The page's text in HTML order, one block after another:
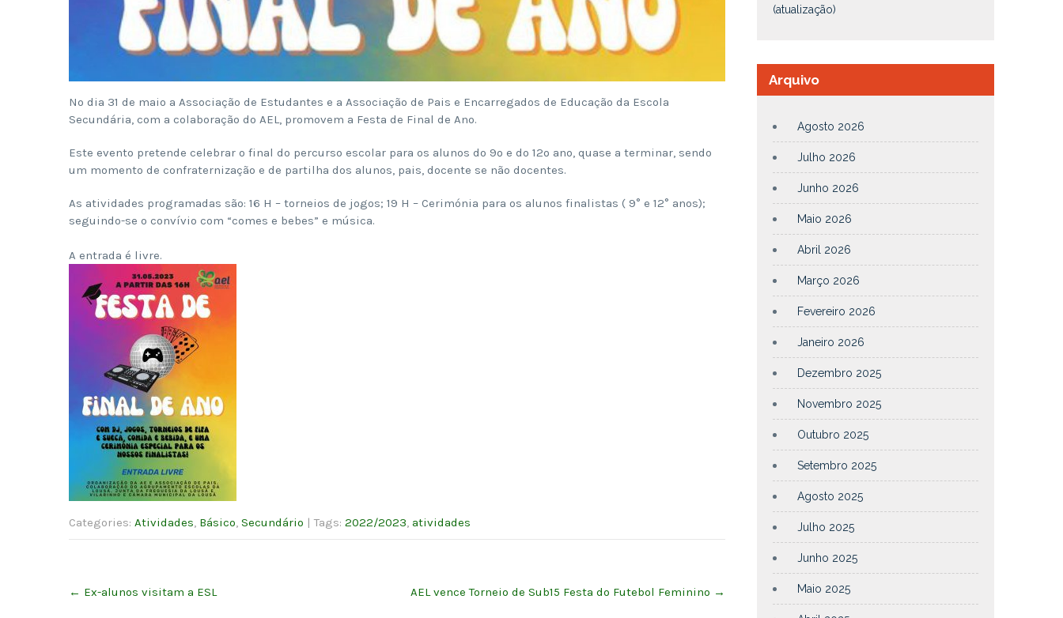
No dia 31 de maio a Associação de Estudantes e a Associação de Pais e Encarregados de Educação da Escola
Secundária, com a colaboração do AEL, promovem a Festa de Final de Ano.
Este evento pretende celebrar o final do percurso escolar para os alunos do 9º e do 12º ano, quase a terminar, sendo
um momento de confraternização e de partilha dos alunos, pais, docente se não docentes.
As atividades programadas são: 16 H – torneios de jogos; 19 H – Cerimónia para os alunos finalistas ( 9° e 12° anos);
seguindo-se o convívio com “comes e bebes” e música.
A entrada é livre.
Categories: Atividades, Básico, Secundário | Tags: 2022/2023, atividades
navigation
← Ex-alunos visitam a ESL AEL vence Torneio de Sub15 Festa do Futebol Feminino →
(atualização)
Arquivo
Agosto 2026
Julho 2026
Junho 2026
Maio 2026
Abril 2026
Março 2026
Fevereiro 2026
Janeiro 2026
Dezembro 2025
Novembro 2025
Outubro 2025
Setembro 2025
Agosto 2025
Julho 2025
Junho 2025
Maio 2025